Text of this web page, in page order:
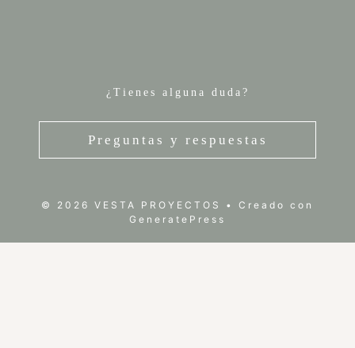
¿Tienes alguna duda?
Preguntas y respuestas
© 2026 VESTA PROYECTOS
• Creado con
GeneratePress